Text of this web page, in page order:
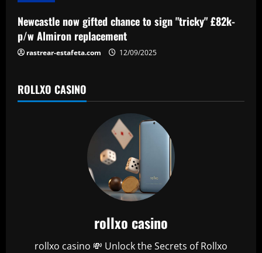
o
n
Newcastle now gifted chance to sign "tricky" £82k-
p/w Almiron replacement
rastrear-estafeta.com 12/09/2025
ROLLXO CASINO
rollxo casino
rollxo casino 💸 Unlock the Secrets of Rollxo